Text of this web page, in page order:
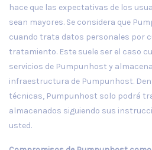
hace que las expectativas de los
sean mayores. Se considera que
cuando trata datos personales por
tratamiento. Este suele ser el caso
servicios de Pumpunhost y
infraestructura de Pumpunhost.
técnicas, Pumpunhost solo podrá
almacenados siguiendo sus
usted.